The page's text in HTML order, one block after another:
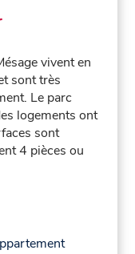
vivent en
sont très
Le parc
logements ont
sont
4 pièces ou